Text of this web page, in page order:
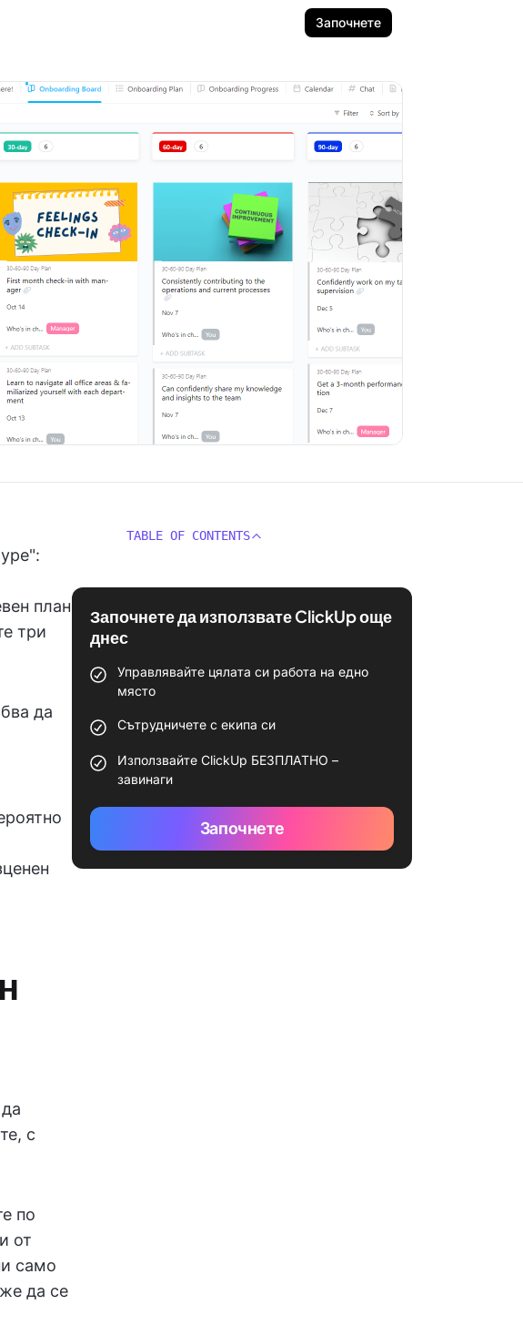
Започнете
план
три
да
с
по
от
само
да се
TABLE OF CONTENTS
Започнете да използвате ClickUp още
днес
Управлявайте цялата си работа на едно
място
Сътрудничете с екипа си
Използвайте ClickUp БЕЗПЛАТНО –
завинаги
Започнете